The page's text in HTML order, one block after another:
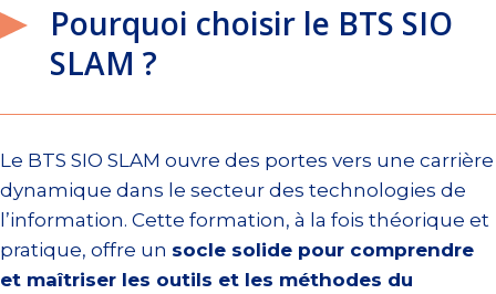
Pourquoi choisir le BTS SIO
SLAM ?
Le BTS SIO SLAM ouvre des portes vers une carrière
dynamique dans le secteur des technologies de
l’information. Cette formation, à la fois théorique et
pratique, offre un socle solide pour comprendre
et maîtriser les outils et les méthodes du